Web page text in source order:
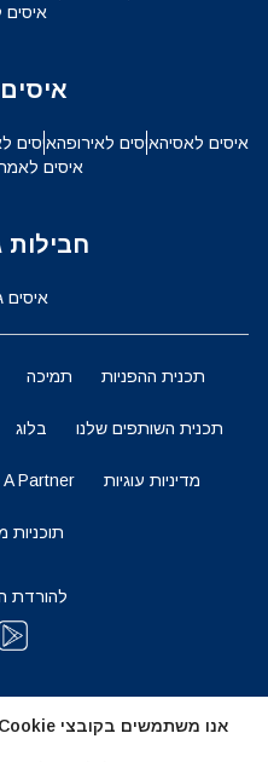
איסים
איסים
איסים לאסיהאיסים לאירופהאיסים
איסים
חבילות
איסים
תכנית ההפניות תמיכה
תכנית השותפים שלנו בלוג
מדיניות עוגיות Partner
להורדת
השארו